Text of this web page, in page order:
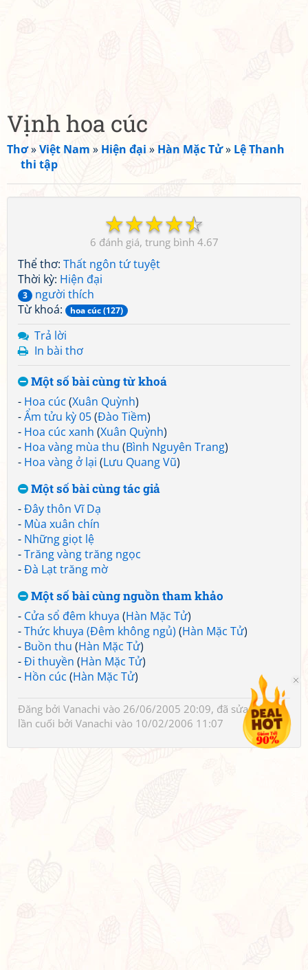
Vịnh hoa cúc
Thơ»Việt Nam » Hiện đại » Hàn Mặc Tử» Lệ Thanh
thi tập
☆
☆
☆
☆
☆
6 4.67
Thể thơ: Thất ngôn tứ tuyệt
Thời kỳ: Hiện đại
3
người thích
Từ khoá:
hoa cúc (127)
Trả lời
In bài thơ
Một số bài cùng từ khoá
- Hoa cúc (Xuân Quỳnh)
-Ẩm tửu kỳ 05(Đào Tiềm)
- Hoa cúc xanh (Xuân Quỳnh)
- Hoa vàng mùa thu (Bình Nguyên Trang)
- Hoa vàng ở lại (Lưu Quang Vũ)
Một số bài cùng tác giả
-Đây thôn Vĩ Dạ
- Mùa xuân chín
- Những giọt lệ
-Trăng vàng trăng ngọc
-Đà Lạt trăng mờ
Một số bài cùng nguồn tham khảo
- Cửa sổ đêm khuya (Hàn Mặc Tử)
-Thức khuya (Đêm không ngủ) (Hàn Mặc Tử)
- Buồn thu (Hàn Mặc Tử)
-Đi thuyền (Hàn Mặc Tử)
- Hồn cúc (Hàn Mặc Tử)
Đăng bởi Vanachi vào 26/06/2005 20:09, đã sửa 1 lần,
lần cuối bởi Vanachi vào 10/02/2006 11:07